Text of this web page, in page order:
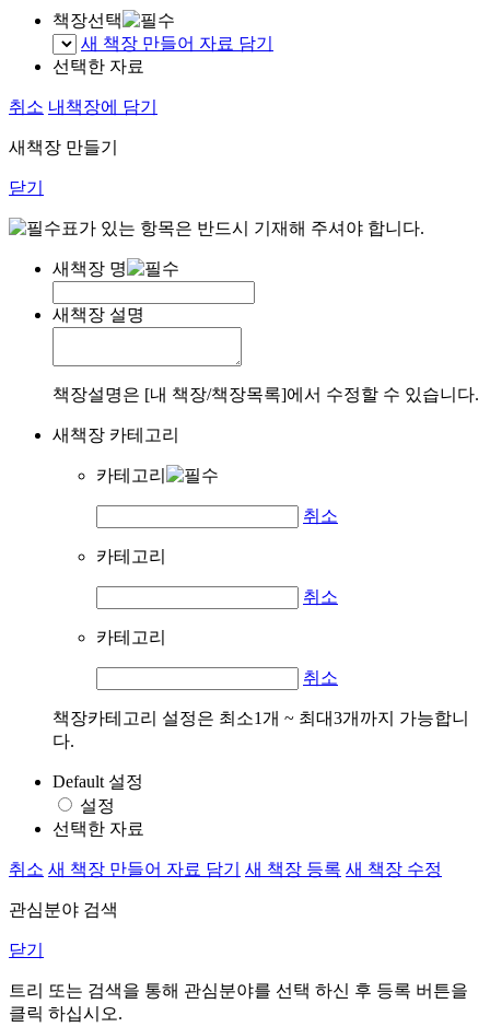
책장선택
새 책장 만들어 자료 담기
선택한 자료
취소 내책장에 담기
새책장 만들기
닫기
표가 있는 항목은 반드시 기재해 주셔야 합니다.
새책장 명
새책장 설명
책장설명은 [내 책장/책장목록]에서 수정할 수 있습니다.
새책장 카테고리
카테고리
취소
카테고리
취소
카테고리
취소
책장카테고리 설정은 최소1개 ~ 최대3개까지 가능합니
다.
Default 설정
설정
선택한 자료
취소 새 책장 만들어 자료 담기 새 책장 등록 새 책장 수정
관심분야 검색
닫기
트리 또는 검색을 통해 관심분야를 선택 하신 후 등록 버튼을
클릭 하십시오.